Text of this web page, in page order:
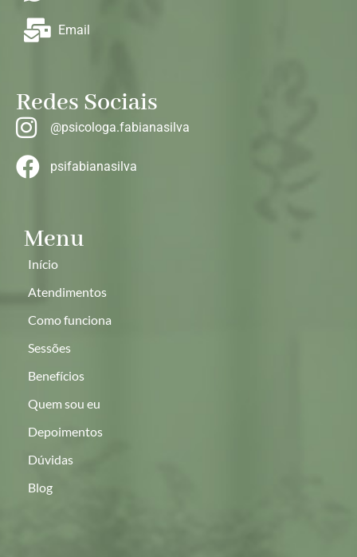
Menu
Início
Atendimentos
Como funciona
Sessões
Benefícios
Quem sou eu
Depoimentos
Dúvidas
Blog
Email
Redes Sociais
@psicologa.fabianasilva
psifabianasilva